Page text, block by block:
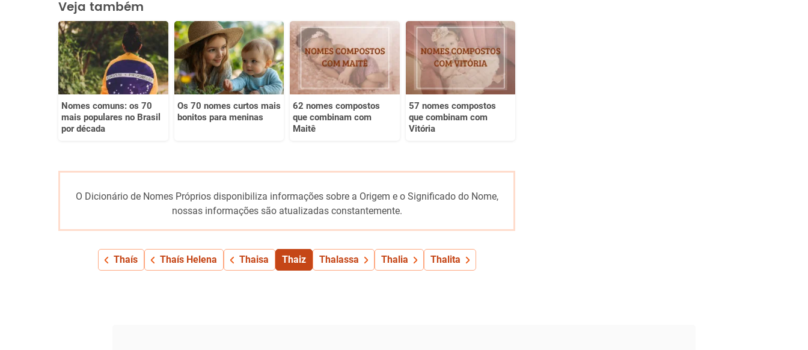
Este conteúdo não tem a informação que procuro
Outro
Veja também
Nomes comuns: os 70
mais populares no Brasil
por década
Os 70 nomes curtos mais
bonitos para meninas
62 nomes compostos
que combinam com
Maitê
57 nomes compostos
que combinam com
Vitória
O Dicionário de Nomes Próprios disponibiliza informações sobre a Origem e o Significado do Nome,
nossas informações são atualizadas constantemente.
Thaís Thaís Helena Thaisa Thaiz Thalassa Thalia Thalita